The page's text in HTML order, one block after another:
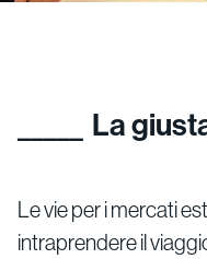
La
Le vie per i mercati
intraprendere il